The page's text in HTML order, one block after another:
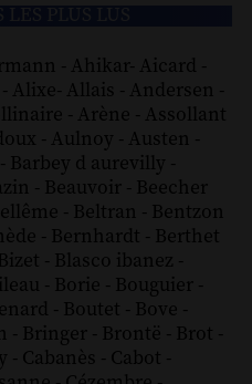
- Ahikar- Aicard -
- Alixe- Allais - Andersen -
- Arène - Assollant
- Aulnoy - Austen -
- Barbey d aurevilly -
- Beauvoir - Beecher
- Beltran - Bentzon
- Bernhardt - Berthet
Bizet - Blasco ibanez -
- Borie - Bouguier -
- Boutet - Bove -
- Bringer - Brontë - Brot -
- Cabanès - Cabot -